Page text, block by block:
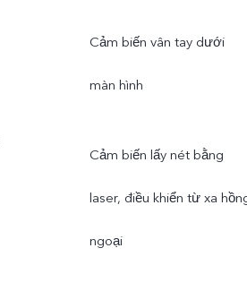
Cảm biến vân tay dưới
màn hình
Cảm biến lấy nét bằng
laser, điều khiển từ xa
ngoại